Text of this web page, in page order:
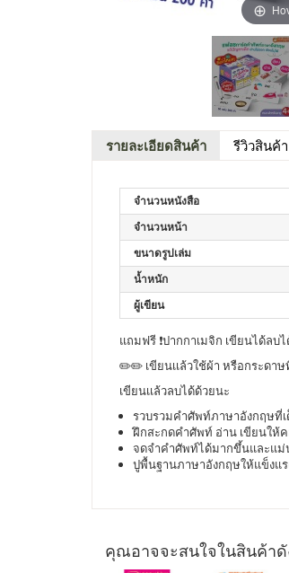
รายละเอียดสินค้า รีวิวสินค้า
จำนวนหนังสือ
จำนวนหน้า
ขนาดรูปเล่ม
น้ำหนัก
ผู้เขียน
แถมฟรี ❗ปากกาเมจิก เขียนได้ลบ
✏️✏️ เขียนเเล้วใช้ผ้า หรือกระด
เขียนเเล้วลบได้ด้วยนะ
รวบรวมคำศัพท์ภาษาอังกฤษที่
ฝึกสะกดคำศัพท์ อ่าน เขียนให้
จดจำคำศัพท์ได้มากขึ้นและแม่
ปูพื้นฐานภาษาอังกฤษให้แข็งแ
คุณอาจจะสนใจในสินค้า